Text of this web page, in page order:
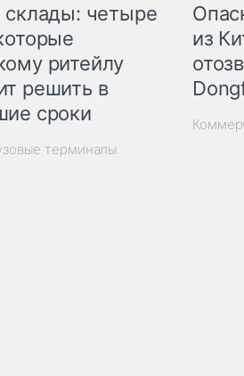
склады: четыре
ритейлу
решить в
сроки
терминалы
из